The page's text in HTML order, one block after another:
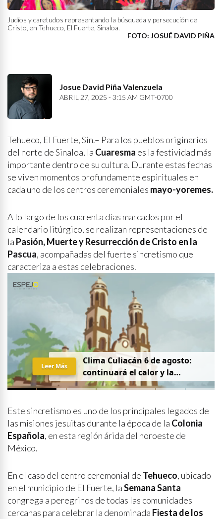
Judíos y caretudos representando la búsqueda y persecución de
Cristo, en Tehueco, El Fuerte, Sinaloa.
FOTO: JOSUÉ DAVID PIÑA
Josue David Piña Valenzuela
ABRIL 27, 2025 - 3:15 AM GMT-0700
Tehueco, El Fuerte, Sin.– Para los pueblos originarios
del norte de Sinaloa, la Cuaresma es la festividad más
importante dentro de su cultura. Durante estas fechas
se viven momentos profundamente espirituales en
cada uno de los centros ceremoniales mayo-yoremes.
A lo largo de los cuarenta días marcados por el
calendario litúrgico, se realizan representaciones de
la Pasión, Muerte y Resurrección de Cristo en la
Pascua, acompañadas del fuerte sincretismo que
caracteriza a estas celebraciones.
Clima Culiacán 6 de agosto:
continuará el calor y la
probabilidad de lluvia
Leer Más
Este sincretismo es uno de los principales legados de
las misiones jesuitas durante la época de la Colonia
Española, en esta región árida del noroeste de
México.
En el caso del centro ceremonial de Tehueco, ubicado
en el municipio de El Fuerte, laSemana Santa
congrega a peregrinos de todas las comunidades
cercanas para celebrar la denominada Fiesta de los